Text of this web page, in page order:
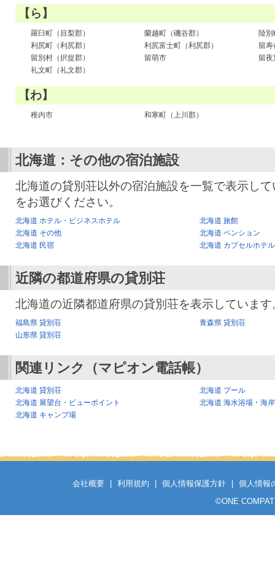
【ら】
羅臼町（目梨郡） 蘭越町（磯谷郡）
陸
利尻町（利尻郡）
利尻富士町（利尻郡）
留
留別村（択捉郡）
留萌市
留
礼文町（礼文郡）
【わ】
稚内市 和寒町（上川郡）
北海道：その他の宿泊施設
北海道の貸別荘以外の宿泊施設を一覧で表示し
をお選びください。
北海道 ホテル・ビジネスホテル
北海道 旅館
北海道 その他
北海道 ペンション
北海道 民宿
北海道 カプセルホテル
近隣の都道府県の貸別荘
北海道の近隣都道府県の貸別荘を表示しています
福島県 貸別荘
青森県 貸別荘
山形県 貸別荘
関連リンク（マピオン電話帳）
北海道 貸別荘
北海道 プール
北海道 展望台・ビューポイント
北海道 海水浴場・海岸
北海道 キャンプ場
会社概要 利用規約 個人情報保護方針
個人情報
©ONE